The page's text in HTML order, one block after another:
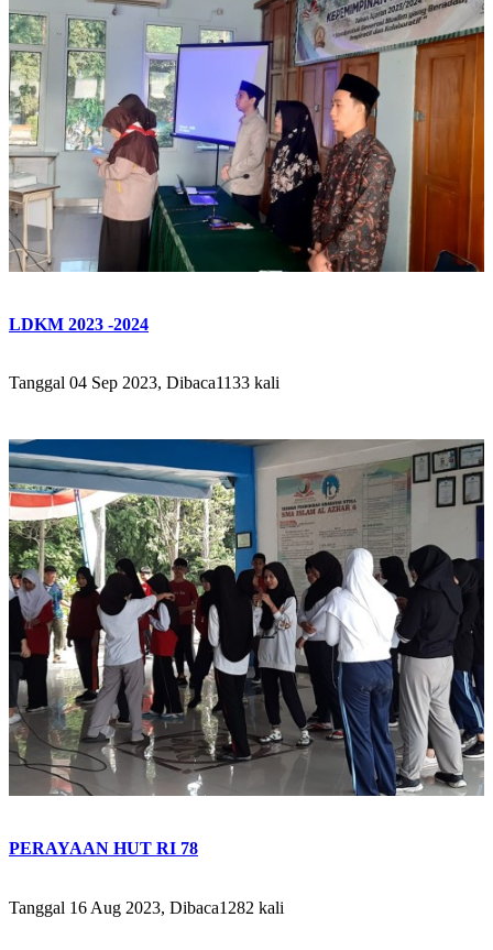
LDKM 2023 -2024
Tanggal 04 Sep 2023, Dibaca1133 kali
PERAYAAN HUT RI 78
Tanggal 16 Aug 2023, Dibaca1282 kali